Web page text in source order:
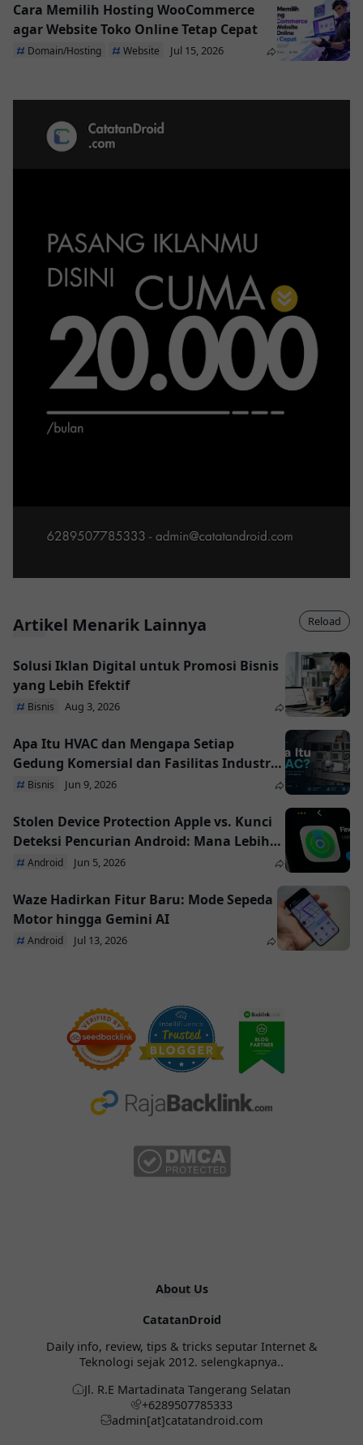
Cara Memilih Hosting WooCommerce
agar Website Toko Online Tetap Cepat
Domain/Hosting Website Jul 15, 2026
Artikel Menarik Lainnya
Solusi Iklan Digital untuk Promosi Bisnis
yang Lebih Efektif
Bisnis Aug 3, 2026
Apa Itu HVAC dan Mengapa Setiap
Gedung Komersial dan Fasilitas Industri
Membutuhkannya
Bisnis Jun 9, 2026
Stolen Device Protection Apple vs. Kunci
Deteksi Pencurian Android: Mana Lebih
Unggul?
Android Jun 5, 2026
Waze Hadirkan Fitur Baru: Mode Sepeda
Motor hingga Gemini AI
Android Jul 13, 2026
Reload
About Us
CatatanDroid
Daily info, review, tips & tricks seputar Internet &
Teknologi sejak 2012. selengkapnya..
Jl. R.E Martadinata Tangerang Selatan
+6289507785333
admin[at]catatandroid.com